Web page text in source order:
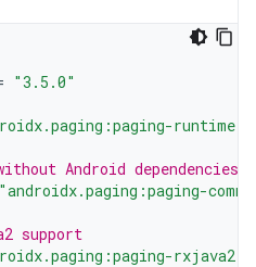
"3.5.0"
Android dependencies
"androidx.paging:paging-
support